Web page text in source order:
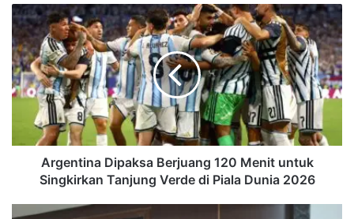
Argentina
Dipaksa
Berjuang
120
Menit
untuk
Singkirkan
Tanjung
Verde
Argentina Dipaksa Berjuang 120 Menit untuk
Singkirkan Tanjung Verde di Piala Dunia 2026
Koperasi